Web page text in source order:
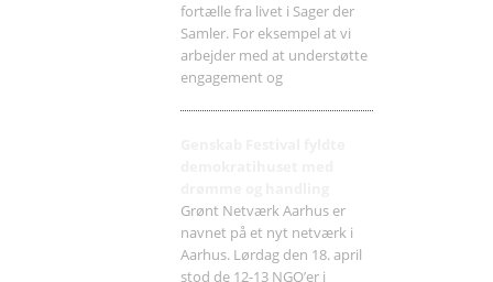
fortælle fra livet i Sager der
Samler. For eksempel at vi
arbejder med at understøtte
engagement og
Grønt Netværk Aarhus er
navnet på et nyt netværk i
Aarhus. Lørdag den 18. april
stod de 12-13 NGO’er i